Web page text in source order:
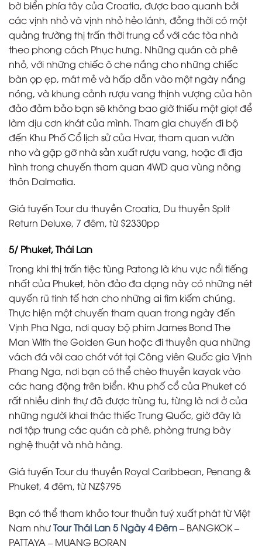
bờ biển phía tây của Croatia, được bao quanh bởi
các vịnh nhỏ và vịnh nhỏ hẻo lánh, đồng thời có một
quảng trường thị trấn thời trung cổ với các tòa nhà
theo phong cách Phục hưng. Những quán cà phê
nhỏ, với những chiếc ô che nắng cho những chiếc
bàn ọp ẹp, mát mẻ và hấp dẫn vào một ngày nắng
nóng, và khung cảnh rượu vang thịnh vượng của hòn
đảo đảm bảo bạn sẽ không bao giờ thiếu một giọt để
làm dịu cơn khát của mình. Tham gia chuyến đi bộ
đến Khu Phố Cổ lịch sử của Hvar, tham quan vườn
nho và gặp gỡ nhà sản xuất rượu vang, hoặc đi địa
hình trong chuyến tham quan 4WD qua vùng nông
thôn Dalmatia.
Giá tuyến Tour du thuyền Croatia, Du thuyền Split
Return Deluxe, 7 đêm, từ $2330pp
5/ Phuket, Thái Lan
Trong khi thị trấn tiệc tùng Patong là khu vực nổi tiếng
nhất của Phuket, hòn đảo đa dạng này có những nét
quyến rũ tinh tế hơn cho những ai tìm kiếm chúng.
Thực hiện một chuyến tham quan trong ngày đến
Vịnh Pha Nga, nơi quay bộ phim James Bond The
Man With the Golden Gun hoặc đi thuyền qua những
vách đá vôi cao chót vót tại Công viên Quốc gia Vịnh
Phang Nga, nơi bạn có thể chèo thuyền kayak vào
các hang động trên biển. Khu phố cổ của Phuket có
rất nhiều dinh thự đã được trùng tu, từng là nơi ở của
những người khai thác thiếc Trung Quốc, giờ đây là
nơi tập trung các quán cà phê, phòng trưng bày
nghệ thuật và nhà hàng.
Giá tuyến Tour du thuyền Royal Caribbean, Penang &
Phuket, 4 đêm, từ NZ$795
Bạn có thể tham khảo tour thuần tuý xuất phát từ Việt
Nam nhưTour Thái Lan 5 Ngày 4 Đêm– BANGKOK –
PATTAYA – MUANG BORAN